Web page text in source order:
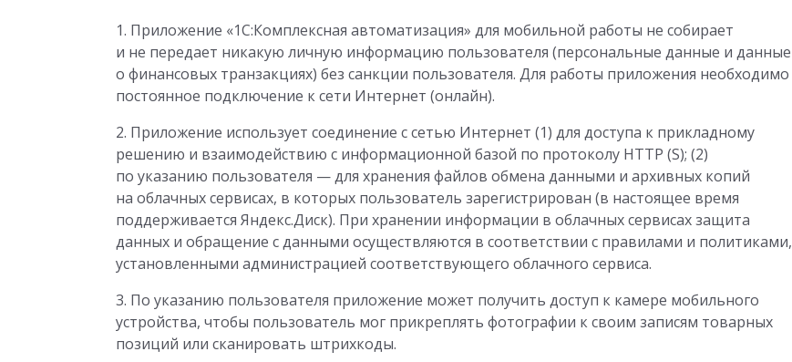
1. Приложение «1С:Комплексная автоматизация» для мобильной работы не собирает
и не передает никакую личную информацию пользователя (персональные данные и данные
о финансовых транзакциях) без санкции пользователя. Для работы приложения необходимо
постоянное подключение к сети Интернет (онлайн).
2. Приложение использует соединение с сетью Интернет (1) для доступа к прикладному
решению и взаимодействию с информационной базой по протоколу HTTP (S); (2)
по указанию пользователя — для хранения файлов обмена данными и архивных копий
на облачных сервисах, в которых пользователь зарегистрирован (в настоящее время
поддерживается Яндекс.Диск). При хранении информации в облачных сервисах защита
данных и обращение с данными осуществляются в соответствии с правилами и политиками,
установленными администрацией соответствующего облачного сервиса.
3. По указанию пользователя приложение может получить доступ к камере мобильного
устройства, чтобы пользователь мог прикреплять фотографии к своим записям товарных
позиций или сканировать штрихкоды.